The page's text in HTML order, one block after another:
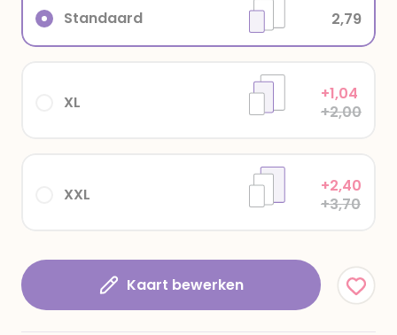
XXL
+2,40
+3,70
XL
+1,04
+2,00
Standaard 2,79
Kaart bewerken